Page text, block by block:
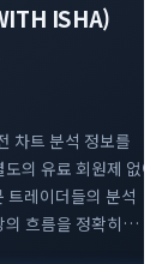
ISHA)
차트 분석 정보를
의 유료 회원제 없이
트레이더들의 분석
흐름을 정확히